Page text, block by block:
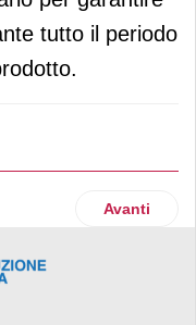
tutto il periodo
una nuovaArticolo
Avanti